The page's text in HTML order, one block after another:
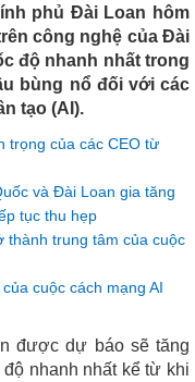
phủ Đài Loan hôm
công nghệ của Đài
độ nhanh nhất trong
bùng nổ đối với các
tạo (AI).
trọng của các CEO từ
và Đài Loan gia tăng
tục thu hẹp
thành trung tâm của cuộc
cuộc cách mạng AI
được dự báo sẽ tăng
nhanh nhất kể từ khi